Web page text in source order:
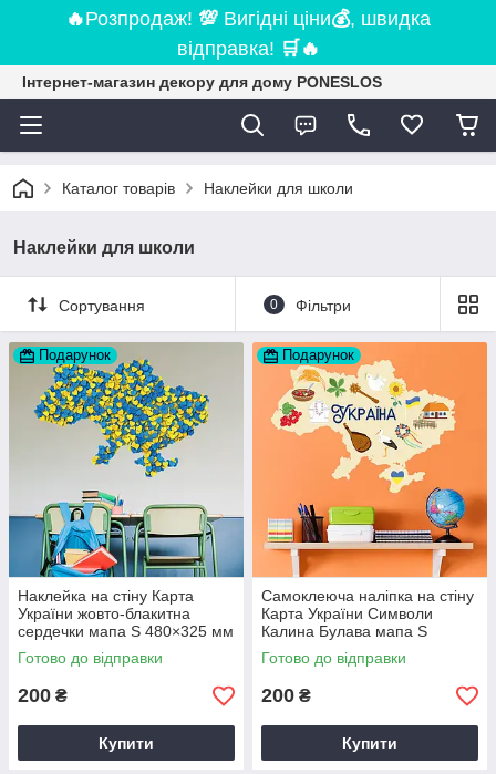
🔥Розпродаж! 💯 Вигідні ціни💰, швидка
відправка! 🛒 🔥
Інтернет-магазин декору для дому PONESLOS
Каталог товарів Наклейки для школи
Наклейки для школи
Сортування 0 Фільтри
Подарунок
Наклейка на стіну Карта
України жовто-блакитна
сердечки мапа S 480×325 мм
матова Happy Pocket
D202635
Готово до відправки
200 ₴
Купити
Подарунок
Самоклеюча наліпка на стіну
Карта України Символи
Калина Булава мапа S
475×340 мм матова Happy
Pocket D202636
Готово до відправки
200 ₴
Купити